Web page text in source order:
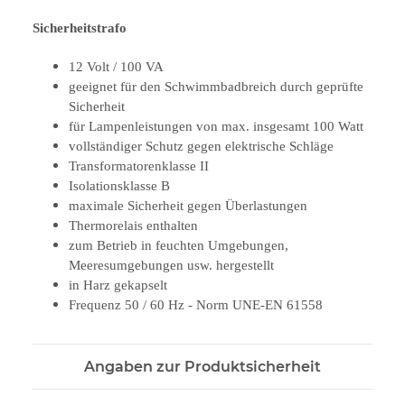
Sicherheitstrafo
12 Volt / 100 VA
geeignet für den Schwimmbadbreich durch geprüfte
Sicherheit
für Lampenleistungen von max. insgesamt 100 Watt
vollständiger Schutz gegen elektrische Schläge
Transformatorenklasse II
Isolationsklasse B
maximale Sicherheit gegen Überlastungen
Thermorelais enthalten
zum Betrieb in feuchten Umgebungen,
Meeresumgebungen usw. hergestellt
in Harz gekapselt
Frequenz 50 / 60 Hz - Norm UNE-EN 61558
Angaben zur Produktsicherheit